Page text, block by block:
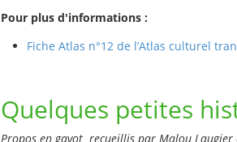
Pour plus d'informations :
Fiche Atlas n°12 de l’Atlas culturel
Quelques petites
Propos en gavot recueillis par Malou Laugier